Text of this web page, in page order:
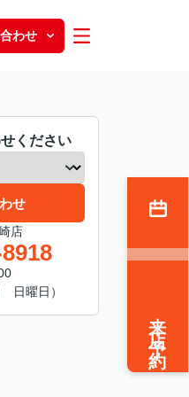
わせ
ください
せ
店
日曜日）
来店予約